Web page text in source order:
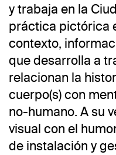
y trabaja en la
práctica pictórica
contexto,
que desarrolla a
relacionan la
cuerpo(s) con
no-humano. A su
visual con el
de instalación y